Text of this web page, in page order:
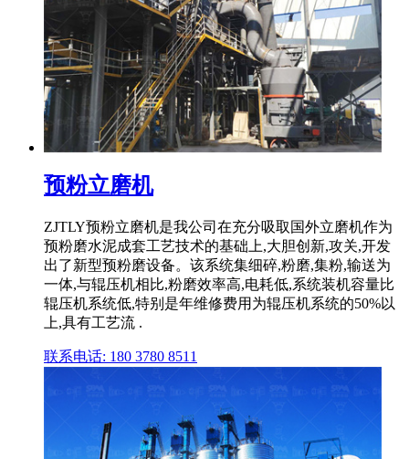
预粉立磨机
ZJTLY预粉立磨机是我公司在充分吸取国外立磨机作为
预粉磨水泥成套工艺技术的基础上,大胆创新,攻关,开发
出了新型预粉磨设备。该系统集细碎,粉磨,集粉,输送为
一体,与辊压机相比,粉磨效率高,电耗低,系统装机容量比
辊压机系统低,特别是年维修费用为辊压机系统的50%以
上,具有工艺流 .
联系电话: 180 3780 8511